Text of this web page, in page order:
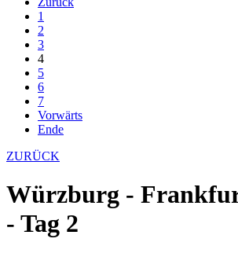
1
2
3
4
5
6
7
Vorwärts
Ende
ZURÜCK
Würzburg -
- Tag 2